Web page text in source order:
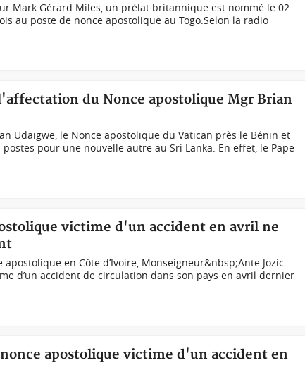
Mark Gérard Miles, un prélat britannique est nommé le 02
au poste de nonce apostolique au Togo.Selon la radio
du Nonce apostolique Mgr Brian
Udaigwe, le Nonce apostolique du Vatican près le Bénin et
pour une nouvelle autre au Sri Lanka. En effet, le Pape
victime d'un accident en avril ne
en Côte d’Ivoire, Monseigneur&nbsp;Ante Jozic
d’un accident de circulation dans son pays en avril dernier
apostolique victime d'un accident en